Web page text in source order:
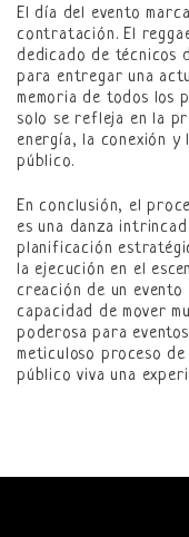
El día del evento
contratación. El
dedicado de técnicos
para entregar una
memoria de todos los
solo se refleja en la
energía, la conexión y
público.
En conclusión, el
es una danza
planificación
la ejecución en el
creación de un
capacidad de mover
poderosa para
meticuloso proceso
público viva una